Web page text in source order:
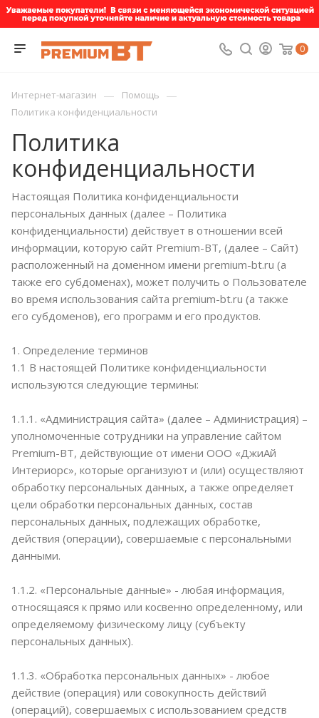
0
Интернет-магазин — Помощь —
Политика конфиденциальности
Политика
конфиденциальности
Настоящая Политика конфиденциальности
персональных данных (далее – Политика
конфиденциальности) действует в отношении всей
информации, которую сайт Premium-BT, (далее – Сайт)
расположенный на доменном имени premium-bt.ru (а
также его субдоменах), может получить о Пользователе
во время использования сайта premium-bt.ru (а также
его субдоменов), его программ и его продуктов.
1. Определение терминов
1.1 В настоящей Политике конфиденциальности
используются следующие термины:
1.1.1. «Администрация сайта» (далее – Администрация) –
уполномоченные сотрудники на управление сайтом
Premium-BT, действующие от имени ООО «ДжиАй
Интериорс», которые организуют и (или) осуществляют
обработку персональных данных, а также определяет
цели обработки персональных данных, состав
персональных данных, подлежащих обработке,
действия (операции), совершаемые с персональными
данными.
1.1.2. «Персональные данные» - любая информация,
относящаяся к прямо или косвенно определенному, или
определяемому физическому лицу (субъекту
персональных данных).
1.1.3. «Обработка персональных данных» - любое
действие (операция) или совокупность действий
(операций), совершаемых с использованием средств